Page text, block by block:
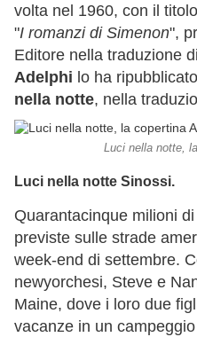
volta nel 1960, con il titolo
"I romanzi di Simenon",
Editore nella traduzione di
Adelphi lo ha
nella notte, nella
Luci nella notte,
Luci nella notte Sinossi.
Quarantacinque milioni
previste sulle strade
week-end di settembre.
newyorchesi, Steve e
Maine, dove i loro due
vacanze in un